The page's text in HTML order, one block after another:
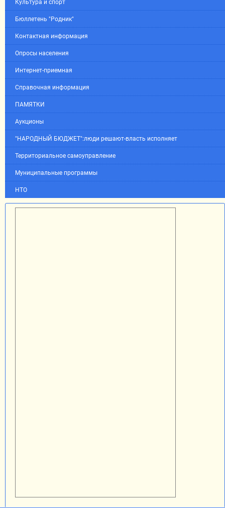
Культура и спорт
Бюллетень "Родник"
Контактная информация
Опросы населения
Интернет-приемная
Справочная информация
ПАМЯТКИ
Аукционы
"НАРОДНЫЙ БЮДЖЕТ":люди решают-власть исполняет
Территориальное самоуправление
Муниципальные программы
НТО